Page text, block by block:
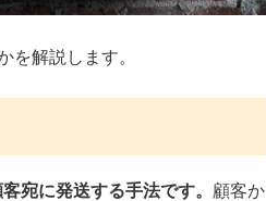
を解説します。
宛に発送する手法です。 顧客か